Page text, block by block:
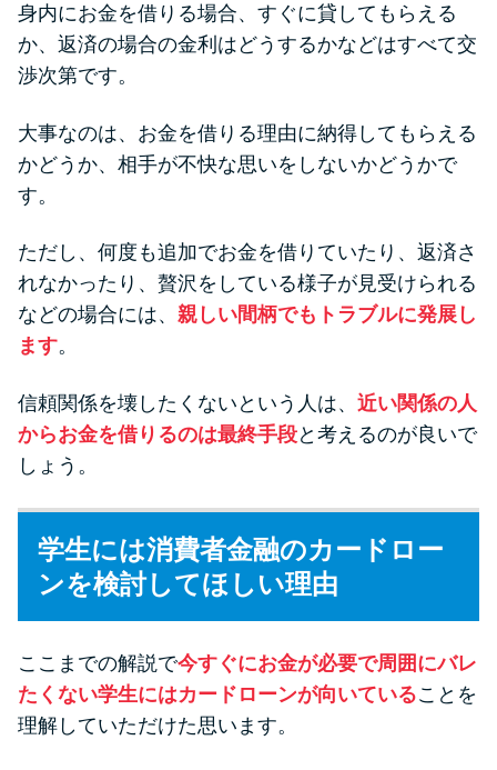
身内にお金を借りる場合、すぐに貸してもらえる
か、返済の場合の金利はどうするかなどはすべて交
渉次第です。
大事なのは、お金を借りる理由に納得してもらえる
かどうか、相手が不快な思いをしないかどうかで
す。
ただし、何度も追加でお金を借りていたり、返済さ
れなかったり、贅沢をしている様子が見受けられる
などの場合には、 親しい間柄でもトラブルに発展し
ます。
信頼関係を壊したくないという人は、 近い関係の人
からお金を借りるのは最終手段と考えるのが良いで
しょう。
学生には消費者金融のカードロー
ンを検討してほしい理由
ここまでの解説で今すぐにお金が必要で周囲にバレ
たくない学生にはカードローンが向いていることを
理解していただけた思います。